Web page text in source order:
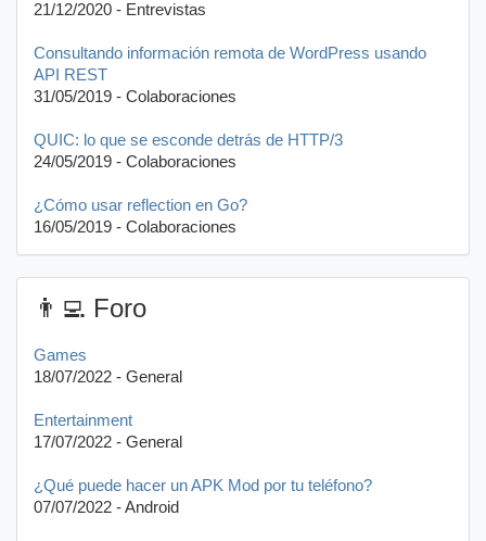
21/12/2020 - Entrevistas
Consultando información remota de WordPress usando
API REST
31/05/2019 - Colaboraciones
QUIC: lo que se esconde detrás de HTTP/3
24/05/2019 - Colaboraciones
¿Cómo usar reflection en Go?
16/05/2019 - Colaboraciones
👨‍💻 Foro
Games
18/07/2022 - General
Entertainment
17/07/2022 - General
¿Qué puede hacer un APK Mod por tu teléfono?
07/07/2022 - Android